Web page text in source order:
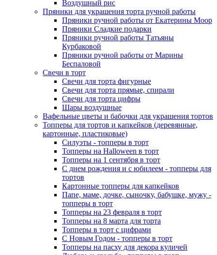
Воздушный рис
Пряники для украшения торта ручной работы
Пряники ручной работы от Екатерины Моор
Пряники Сладкие подарки
Пряники ручной работы Татьяны
Курбаковой
Пряники ручной работы от Марины
Беспаловой
Свечи в торт
Свечи для торта фигурные
Свечи для торта прямые, спирали
Свечи для торта цифры
Шары воздушные
Вафельные цветы и бабочки для украшения тортов
Топперы для тортов и капкейков (деревянные,
картонные, пластиковые)
Силуэты - топперы в торт
Топперы на Halloween в торт
Топперы на 1 сентября в торт
С днем рождения и с юбилеем - топперы для
тортов
Картонные топперы для капкейков
Папе, маме, дочке, сыночку, бабушке, мужу -
топперы в торт
Топперы на 23 февраля в торт
Топперы на 8 марта для торта
Топперы в торт с цифрами
С Новым Годом - топперы в торт
Топперы на пасху для декора куличей